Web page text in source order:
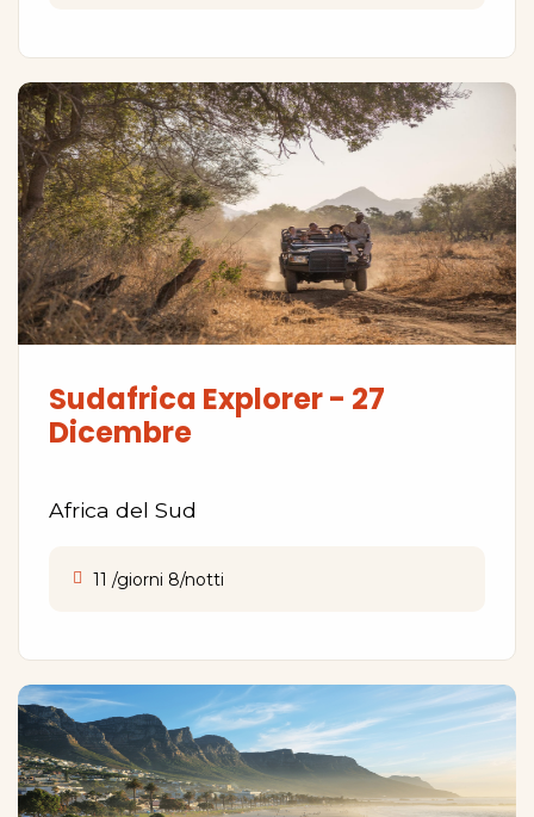
Sudafrica Explorer - 27
Dicembre
Africa del Sud
11 /giorni 8/notti